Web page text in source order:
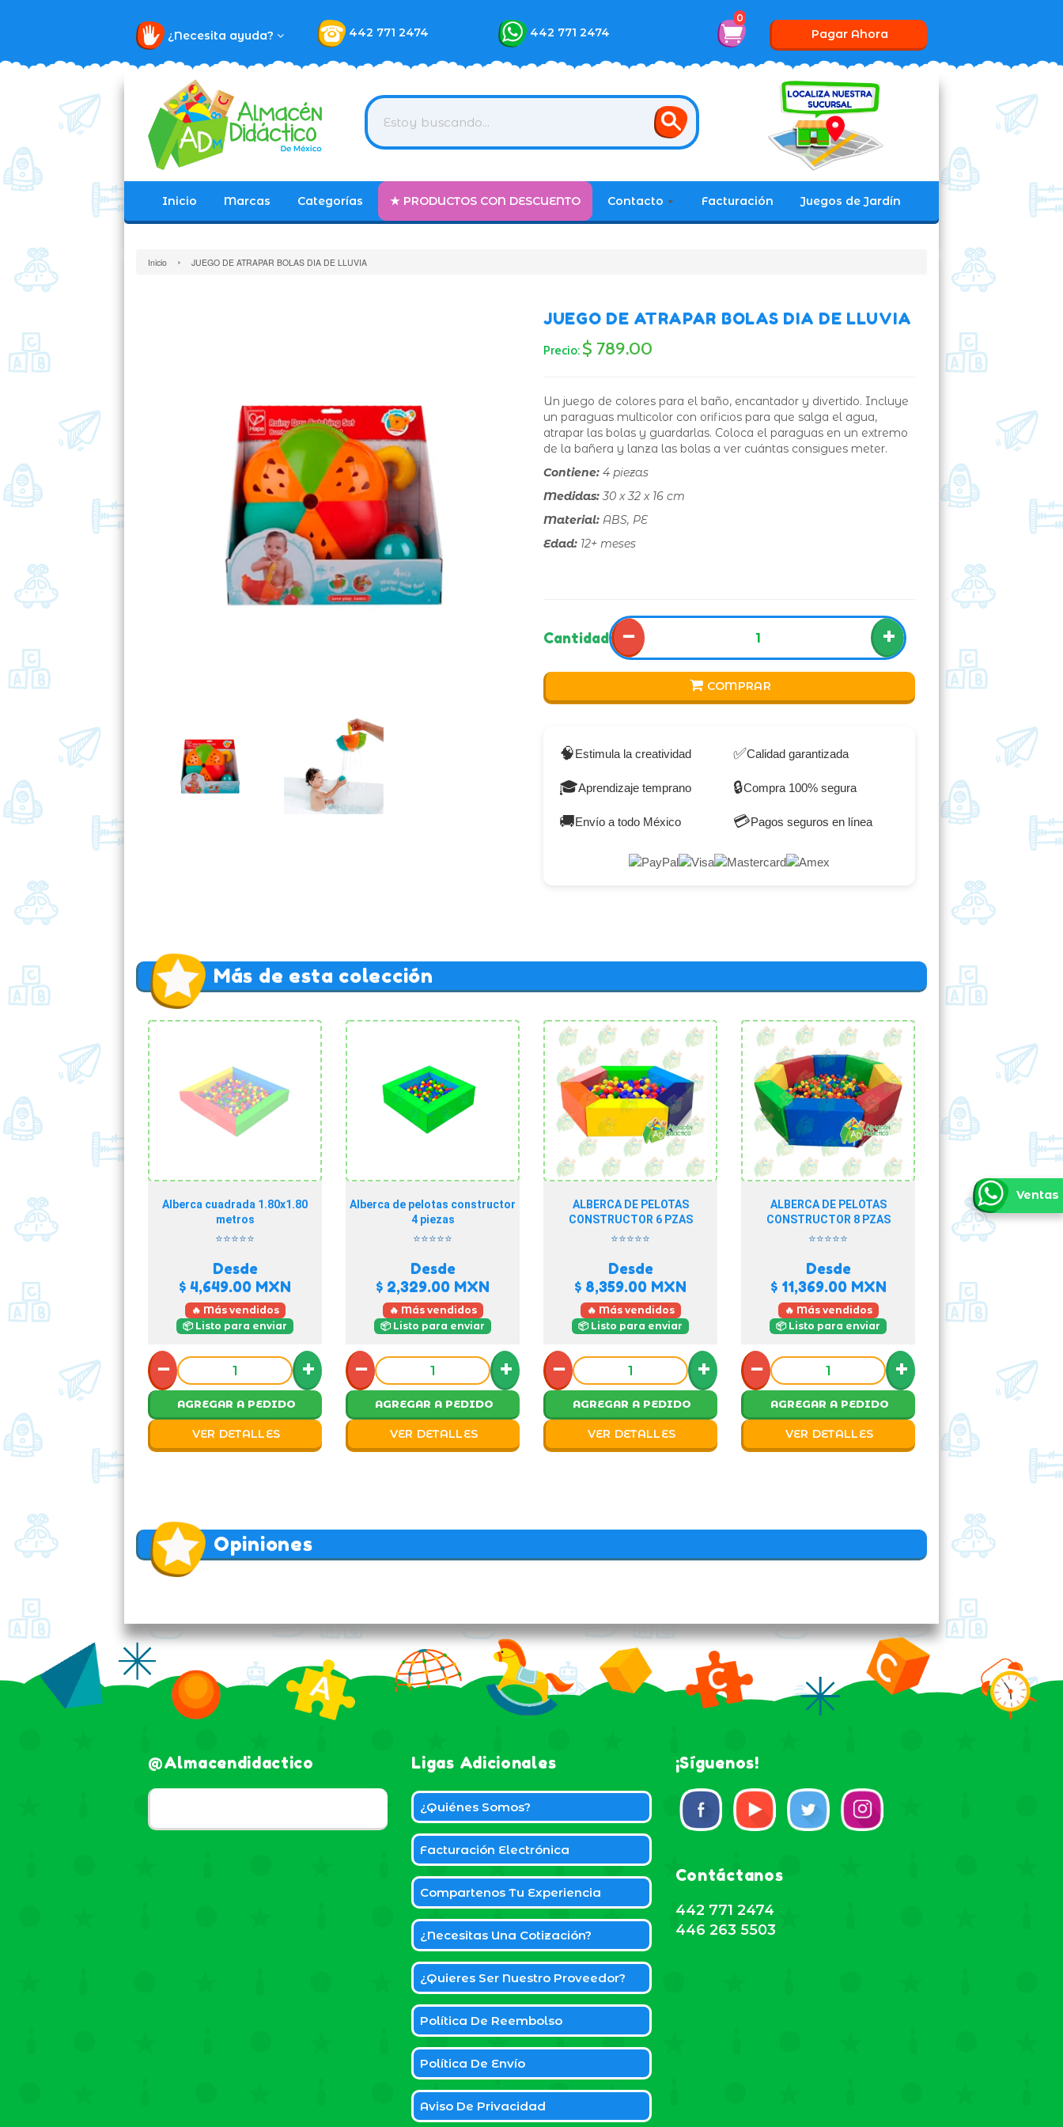
¿Necesita ayuda? 442 771 2474 442 771 2474
0
Pagar Ahora
Inicio Marcas Categorías ★ PRODUCTOS CON DESCUENTO Contacto Facturación Juegos de Jardín
Inicio › JUEGO DE ATRAPAR BOLAS DIA DE LLUVIA
JUEGO DE ATRAPAR BOLAS DIA DE LLUVIA
Precio: $ 789.00
Un juego de colores para el baño, encantador y divertido. Incluye
un paraguas multicolor con orificios para que salga el agua,
atrapar las bolas y guardarlas. Coloca el paraguas en un extremo
de la bañera y lanza las bolas a ver cuántas consigues meter.
Contiene: 4 piezas
Medidas: 30 x 32 x 16 cm
Material: ABS, PE
Edad: 12+ meses
Cantidad − +
COMPRAR
🧠Estimula la creatividad ✅Calidad garantizada
🎓Aprendizaje temprano 🔒Compra 100% segura
🚚Envío a todo México 💳Pagos seguros en línea
Más de esta colección
Alberca cuadrada 1.80x1.80
metros
⭐⭐⭐⭐⭐
Desde
$ 4,649.00 MXN
🔥 Más vendidos
📦 Listo para enviar
− +
AGREGAR A PEDIDO
VER DETALLES
Alberca de pelotas constructor
4 piezas
⭐⭐⭐⭐⭐
Desde
$ 2,329.00 MXN
🔥 Más vendidos
📦 Listo para enviar
− +
AGREGAR A PEDIDO
VER DETALLES
ALBERCA DE PELOTAS
CONSTRUCTOR 6 PZAS
⭐⭐⭐⭐⭐
Desde
$ 8,359.00 MXN
🔥 Más vendidos
📦 Listo para enviar
− +
AGREGAR A PEDIDO
VER DETALLES
ALBERCA DE PELOTAS
CONSTRUCTOR 8 PZAS
⭐⭐⭐⭐⭐
Desde
$ 11,369.00MXN
🔥 Más vendidos
📦 Listo para enviar
− +
AGREGAR A PEDIDO
VER DETALLES
Opiniones
@almacendidactico Ligas Adicionales
¿Quiénes Somos?
Facturación Electrónica
Compartenos Tu Experiencia
¿Necesitas Una Cotización?
¿Quieres Ser Nuestro Proveedor?
Política De Reembolso
Política De Envío
Aviso De Privacidad
¡Síguenos!
Contáctanos
442 771 2474
446 263 5503
Ventas